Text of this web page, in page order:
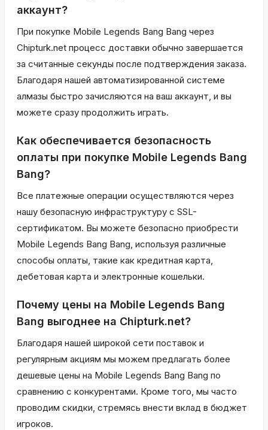
аккаунт?
При покупке Mobile Legends Bang Bang через
Chipturk.net процесс доставки обычно завершается
за считанные секунды после подтверждения заказа.
Благодаря нашей автоматизированной системе
алмазы быстро зачисляются на ваш аккаунт, и вы
можете сразу продолжить играть.
Как обеспечивается безопасность
оплаты при покупке Mobile Legends Bang
Bang?
Все платежные операции осуществляются через
нашу безопасную инфраструктуру с SSL-
сертификатом. Вы можете безопасно приобрести
Mobile Legends Bang Bang, используя различные
способы оплаты, такие как кредитная карта,
дебетовая карта и электронные кошельки.
Почему цены на Mobile Legends Bang
Bang выгоднее на Chipturk.net?
Благодаря нашей широкой сети поставок и
регулярным акциям мы можем предлагать более
дешевые цены на Mobile Legends Bang Bang по
сравнению с конкурентами. Кроме того, мы часто
проводим скидки, стремясь внести вклад в бюджет
игроков.